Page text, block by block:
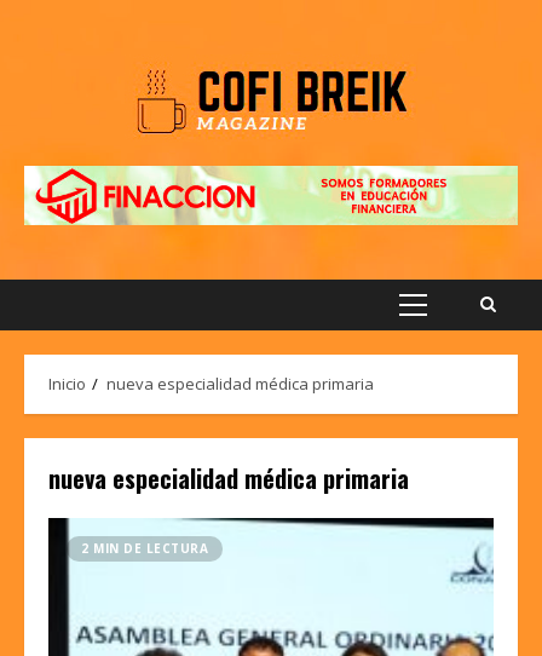
Menú
Inicio nueva especialidad médica primaria
nueva especialidad médica primaria
2 MIN DE LECTURA